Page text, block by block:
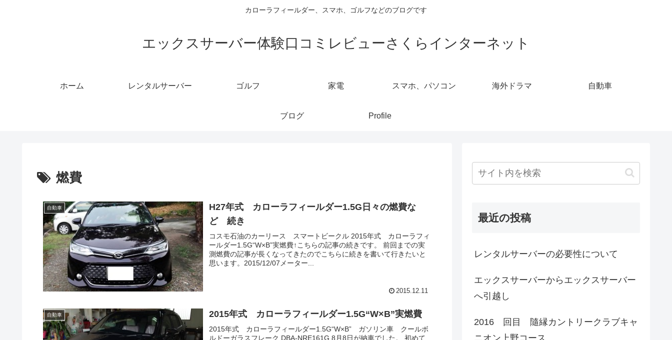
カローラフィールダー、スマホ、ゴルフなどのブログです
エックスサーバー体験口コミレビューさくらインターネット
ホーム レンタルサーバー ゴルフ 家電 スマホ、パソコン 海外ドラマ 自動車
ブログ Profile
燃費
自動車
H27年式 カローラフィールダー1.5G日々の燃費な
ど 続き
コスモ石油のカーリース スマートビークル 2015年式 カローラフィ
ールダー1.5G“W×B”実燃費↑こちらの記事の続きです。 前回までの実
測燃費の記事が長くなってきたのでこちらに続きを書いて行きたいと
思います。2015/12/07メーター...
2015.12.11
自動車 2015年式 カローラフィールダー1.5G“W×B”実燃費
2015年式 カローラフィールダー1.5G“W×B” ガソリン車 クールボ
ルドーガラスフレーク DBA-NRE161G 8月8日が納車でした。 初めて
最近の投稿
レンタルサーバーの必要性について
エックスサーバーからエックスサーバー
へ引越し
2016 回目 隨縁カントリークラブキャ
ニオン上野コース